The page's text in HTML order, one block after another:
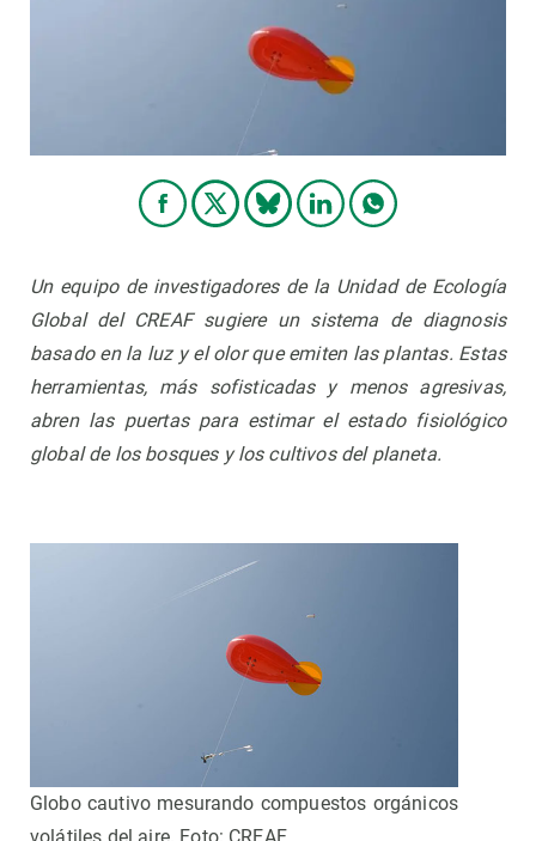
Un equipo de investigadores de la Unidad de Ecología
Global del CREAF sugiere un sistema de diagnosis
basado en la luz y el olor que emiten las plantas. Estas
herramientas, más sofisticadas y menos agresivas,
abren las puertas para estimar el estado fisiológico
global de los bosques y los cultivos del planeta.
Globo cautivo mesurando compuestos orgánicos